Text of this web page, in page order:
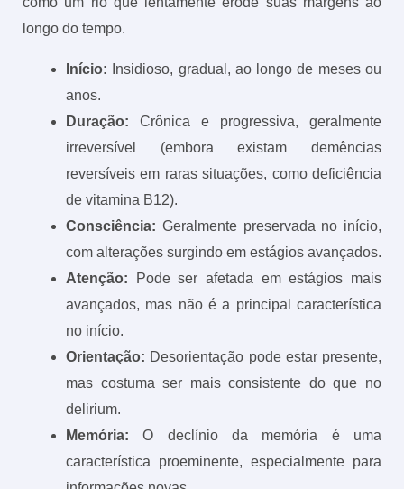
longo do tempo.
Início: Insidioso, gradual, ao longo de meses ou
anos.
Duração: Crônica e progressiva, geralmente
irreversível (embora existam demências
reversíveis em raras situações, como deficiência
de vitamina B12).
Consciência: Geralmente preservada no início,
com alterações surgindo em estágios avançados.
Atenção: Pode ser afetada em estágios mais
avançados, mas não é a principal característica
no início.
Orientação: Desorientação pode estar presente,
mas costuma ser mais consistente do que no
delirium.
Memória: O declínio da memória é uma
característica proeminente, especialmente para